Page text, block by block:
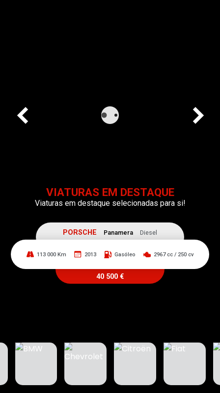
VIATURAS EM DESTAQUE
Viaturas em destaque selecionadas para si!
PORSCHE Panamera Diesel
113 000 Km 2013 Gasóleo 2967 cc / 250 cv
40 500 €